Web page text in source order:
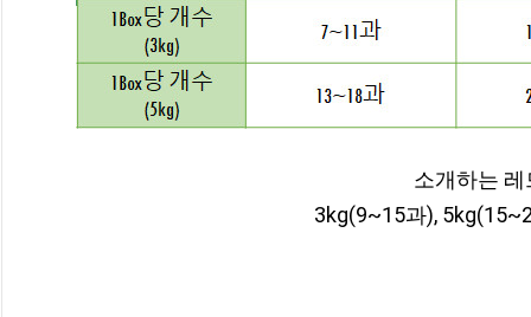
소개하는
3kg(9~15과),